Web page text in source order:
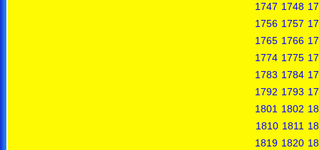
1747 1748
1756 1757
1765 1766
1774 1775
1783 1784
1792 1793
1801 1802
1810 1811
1819 1820